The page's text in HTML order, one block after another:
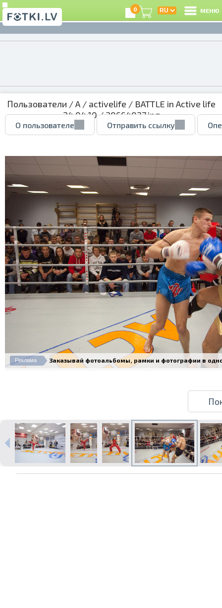
Печать в течение 1 часа в Риге –
0 МЕНЮ
Пользователи /A/ activelife / BATTLE in Active life
24.04.10/ 30664027.jpg
О пользователе Отправить ссылку
Реклама Заказывай фотоальбомы, рамки и фотографии в